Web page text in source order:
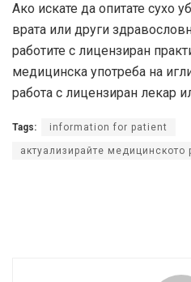
Ако искате да опитате сухо
врата или други
работите с лицензиран
медицинска употреба на
работа с лицензиран лекар
Tags: information for patient
актуализирайте медицинското